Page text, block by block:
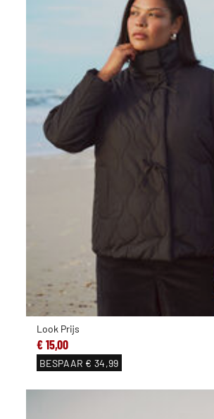
Look Prijs
€ 15,00
BESPAAR € 34,99